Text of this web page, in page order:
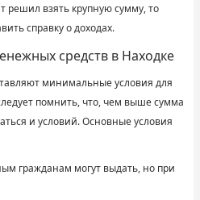
решил взять крупную сумму, то
справку о доходах.
средств в Находке
минимальные условия для
помнить, что, чем выше сумма
и условий. Основные условия
гражданам могут выдать, но при